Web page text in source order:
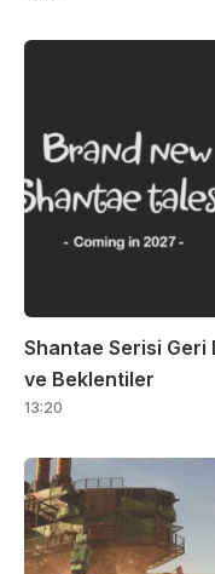
Shantae Serisi Geri
ve Beklentiler
13:20